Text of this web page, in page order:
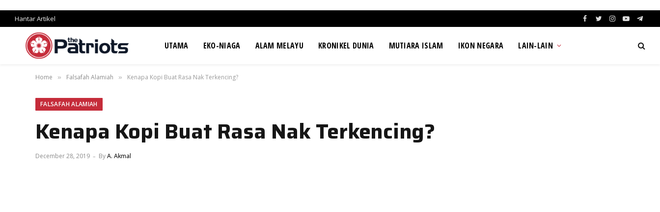
Hantar Artikel Facebook
TwitterInstagram
YouTube
UTAMA EKO-NIAGA ALAM MELAYU KRONIKEL DUNIA MUTIARA ISLAM IKON NEGARA LAIN-LAIN
Home » Falsafah Alamiah » Kenapa Kopi Buat Rasa Nak Terkencing?
FALSAFAH ALAMIAH
Kenapa Kopi Buat Rasa Nak Terkencing?
December 28, 2019 ByA. Akmal